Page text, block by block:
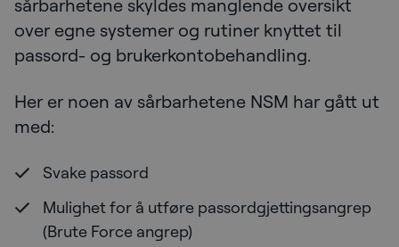
sårbarhetene skyldes manglende oversikt
over egne systemer og rutiner knyttet til
passord- og brukerkontobehandling.
Her er noen av sårbarhetene NSM har gått ut
med:
Svake passord
Mulighet for å utføre passordgjettingsangrep
(Brute Force angrep)